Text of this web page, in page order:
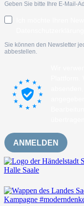
Geben Sie bitte Ihre E-Mail-
Sie können den Newsletter
abbestellen.
ANMELDEN